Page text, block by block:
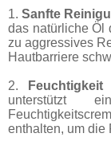
1. Sanfte
das natürliche Öl
zu aggressives
Hautbarriere
2. Feuchtigkeit
unterstützt
enthalten, um die